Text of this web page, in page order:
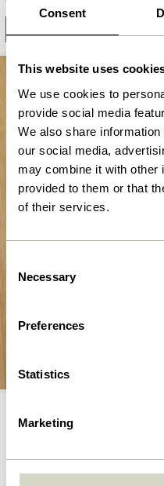
Consent
This website uses
We use cookies to
provide social media
We also share
our social media,
may combine it with other
provided to them or that
of their services.
Selection
Necessary
Preferences
Statistics
Marketing
749,00